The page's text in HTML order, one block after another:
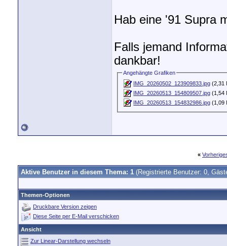
Hab eine '91 Supra
Falls jemand
dankbar!
Angehängte Grafiken
IMG_20260502_123909833.jpg (2,31
IMG_20260513_154809507.jpg (1,54
IMG_20260513_154832986.jpg (1,09
«
Aktive Benutzer in diesem Thema: 1 (Registrierte Benutzer: 0,
Themen-Optionen
Druckbare Version zeigen
Diese Seite per E-Mail verschicken
Ansicht
Zur Linear-Darstellung wechseln